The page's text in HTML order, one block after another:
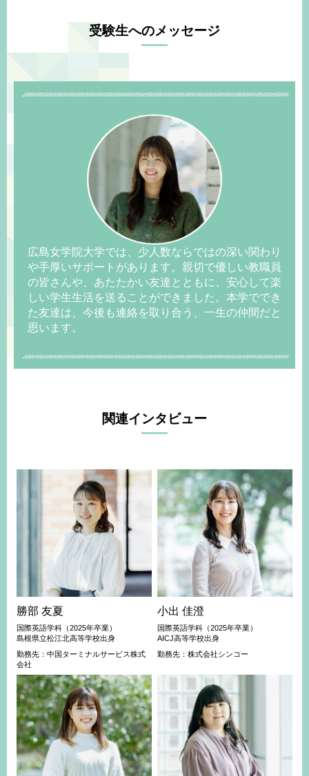
受験生へのメッセージ
広島女学院大学では、少人数ならではの深い関わり
や手厚いサポートがあります。親切で優しい教職員
の皆さんや、あたたかい友達とともに、安心して楽
しい学生生活を送ることができました。本学ででき
た友達は、今後も連絡を取り合う、一生の仲間だと
思います。
関連インタビュー
勝部 友夏
国際英語学科（2025年卒業）
島根県立松江北高等学校出身
勤務先：中国ターミナルサービス株式
会社
小出 佳澄
国際英語学科（2025年卒業）
AICJ高等学校出身
勤務先：株式会社シンコー